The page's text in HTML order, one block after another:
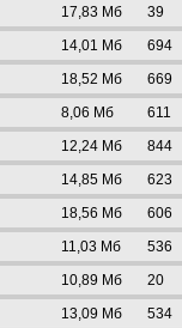
17,83 Mб 39
14,01 Mб 694
18,52 Mб 669
8,06 Mб 611
12,24 Mб 844
14,85 Mб 623
18,56 Mб 606
11,03 Mб 536
10,89 Mб 20
13,09 Mб 534